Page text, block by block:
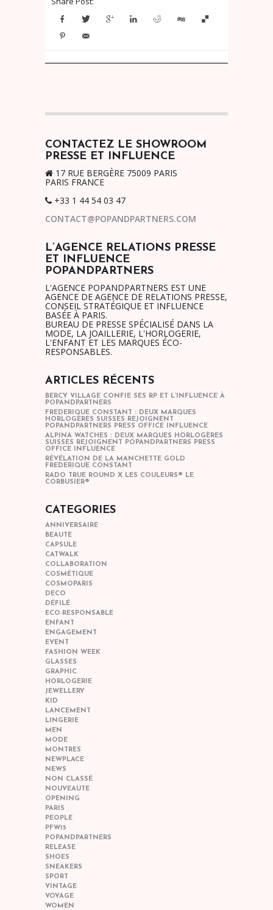
CONTACTEZ LE SHOWROOM
PRESSE ET INFLUENCE
17 RUE BERGÈRE 75009 PARIS
PARIS FRANCE
+33 1 44 54 03 47
CONTACT@POPANDPARTNERS.COM
L’AGENCE RELATIONS PRESSE
ET INFLUENCE
POPANDPARTNERS
L'AGENCE POPANDPARTNERS EST UNE
AGENCE DE AGENCE DE RELATIONS PRESSE,
CONSEIL STRATÉGIQUE ET INFLUENCE
BASÉE À PARIS.
BUREAU DE PRESSE SPÉCIALISÉ DANS LA
MODE, LA JOAILLERIE, L'HORLOGERIE,
L'ENFANT ET LES MARQUES ÉCO-
RESPONSABLES.
ARTICLES RÉCENTS
BERCY VILLAGE CONFIE SES RP ET L’INFLUENCE À
POPANDPARTNERS
FREDERIQUE CONSTANT : DEUX MARQUES
HORLOGÈRES SUISSES REJOIGNENT
POPANDPARTNERS PRESS OFFICE INFLUENCE
ALPINA WATCHES : DEUX MARQUES HORLOGÈRES
SUISSES REJOIGNENT POPANDPARTNERS PRESS
OFFICE INFLUENCE
RÉVÉLATION DE LA MANCHETTE GOLD
FREDERIQUE CONSTANT
RADO TRUE ROUND X LES COULEURS® LE
CORBUSIER®
CATEGORIES
ANNIVERSAIRE
BEAUTE
CAPSULE
CATWALK
COLLABORATION
COSMÉTIQUE
COSMOPARIS
DECO
DÉFILÉ
ECO-RESPONSABLE
ENFANT
ENGAGEMENT
EVENT
FASHION WEEK
GLASSES
GRAPHIC
HORLOGERIE
JEWELLERY
KID
LANCEMENT
LINGERIE
MEN
MODE
MONTRES
NEWPLACE
NEWS
NON CLASSÉ
NOUVEAUTE
OPENING
PARIS
PEOPLE
PFW15
POPANDPARTNERS
RELEASE
SHOES
SNEAKERS
SPORT
VINTAGE
VOYAGE
WOMEN